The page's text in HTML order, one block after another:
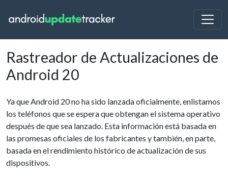
Rastreador de Actualizaciones de
Android 20
Ya que Android 20 no ha sido lanzada oficialmente, enlistamos
los teléfonos que se espera que obtengan el sistema operativo
después de que sea lanzado. Esta información está basada en
las promesas oficiales de los fabricantes y también, en parte,
basada en el rendimiento histórico de actualización de sus
dispositivos.